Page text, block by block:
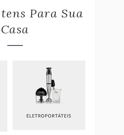
Para Sua
Casa